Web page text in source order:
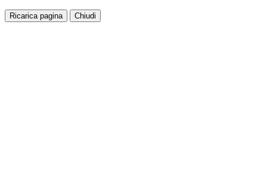
Ricarica pagina Chiudi